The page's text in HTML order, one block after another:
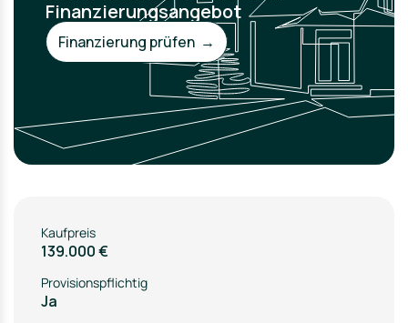
Finanzierungsangebot
Finanzierung prüfen →
Kaufpreis
139.000 €
Provisionspflichtig
Ja